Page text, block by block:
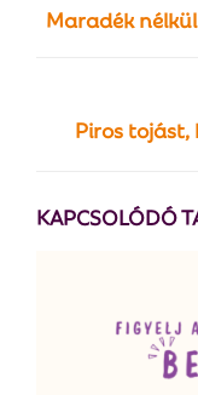
Maradék
Piros
KAPCSOLÓDÓ